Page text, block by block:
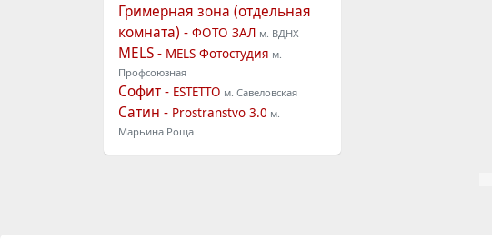
Гримерная зона (отдельная
комната) - ФОТО ЗАЛ м. ВДНХ
MELS - MELS Фотостудия м.
Профсоюзная
Софит - ESTETTO м. Савеловская
Сатин - Prostranstvo 3.0 м.
Марьина Роща